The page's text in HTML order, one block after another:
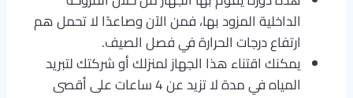
الداخلية المزود بها، فمن الآن وصاعدًا لا تحمل هم
ارتفاع درجات الحرارة في فصل الصيف.
يمكنك اقتناء هذا الجهاز لمنزلك أو شركتك لتبريد
المياه في مدة لا تزيد عن 4 ساعات على أقصى